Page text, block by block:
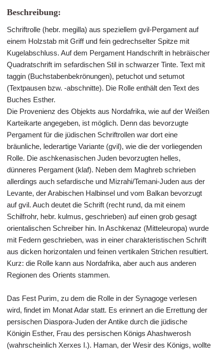
Beschreibung:
Schriftrolle (hebr. megilla) aus speziellem gvil-Pergament auf
einem Holzstab mit Griff und fein gedrechselter Spitze mit
Kugelabschluss. Auf dem Pergament Handschrift in hebräischer
Quadratschrift im sefardischen Stil in schwarzer Tinte. Text mit
taggin (Buchstabenbekrönungen), petuchot und setumot
(Textpausen bzw. -abschnitte). Die Rolle enthält den Text des
Buches Esther.
Die Provenienz des Objekts aus Nordafrika, wie auf der Weißen
Karteikarte angegeben, ist möglich. Denn das bevorzugte
Pergament für die jüdischen Schriftrollen war dort eine
bräunliche, lederartige Variante (gvil), wie die der vorliegenden
Rolle. Die aschkenasischen Juden bevorzugten helles,
dünneres Pergament (klaf). Neben dem Maghreb schrieben
allerdings auch sefardische und Mizrahi/Temani-Juden aus der
Levante, der Arabischen Halbinsel und vom Balkan bevorzugt
auf gvil. Auch deutet die Schrift (recht rund, da mit einem
Schilfrohr, hebr. kulmus, geschrieben) auf einen grob gesagt
orientalischen Schreiber hin. In Aschkenaz (Mitteleuropa) wurde
mit Federn geschrieben, was in einer charakteristischen Schrift
aus dicken horizontalen und feinen vertikalen Strichen resultiert.
Kurz: die Rolle kann aus Nordafrika, aber auch aus anderen
Regionen des Orients stammen.
Das Fest Purim, zu dem die Rolle in der Synagoge verlesen
wird, findet im Monat Adar statt. Es erinnert an die Errettung der
persischen Diaspora-Juden der Antike durch die jüdische
Königin Esther, Frau des persischen Königs Ahashwerosh
(wahrscheinlich Xerxes I.). Haman, der Wesir des Königs, wollte